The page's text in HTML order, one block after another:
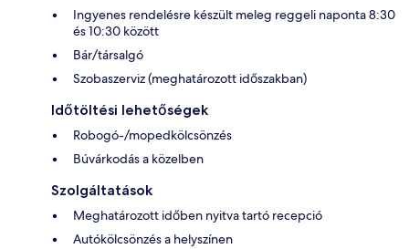
Ingyenes rendelésre készült meleg reggeli naponta 8:30
és 10:30 között
Bár/társalgó
Szobaszerviz (meghatározott időszakban)
Időtöltési lehetőségek
Robogó-/mopedkölcsönzés
Búvárkodás a közelben
Szolgáltatások
Meghatározott időben nyitva tartó recepció
Autókölcsönzés a helyszínen